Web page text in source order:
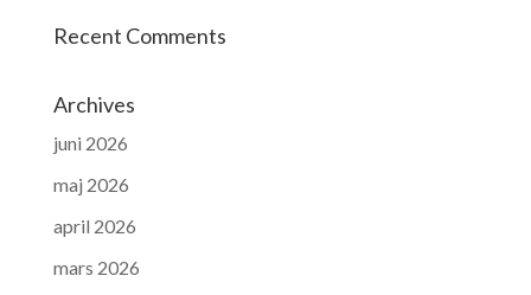
Recent Comments
Archives
juni 2026
maj 2026
april 2026
mars 2026